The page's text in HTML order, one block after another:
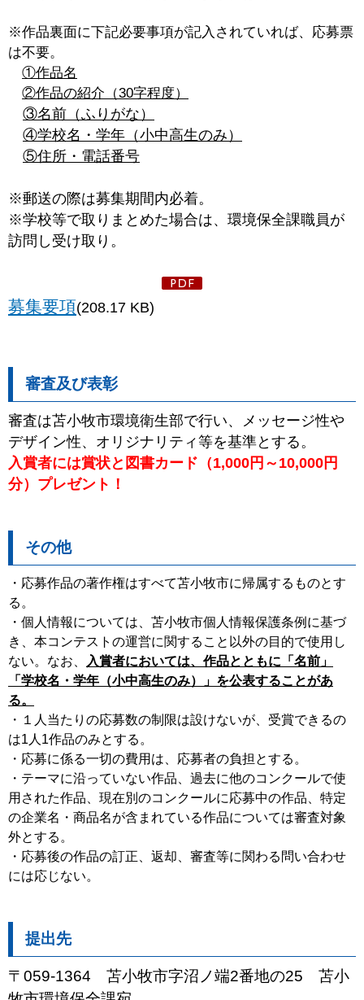
※作品裏面に下記必要事項が記入されていれば、応募票
は不要。
①作品名
②作品の紹介（30字程度）
③名前（ふりがな）
④学校名・学年（小中高生のみ）
⑤住所・電話番号
※郵送の際は募集期間内必着。
※学校等で取りまとめた場合は、環境保全課職員が
訪問し受け取り。
募集要項(208.17 KB)
審査及び表彰
審査は苫小牧市環境衛生部で行い、メッセージ性や
デザイン性、オリジナリティ等を基準とする。
入賞者には賞状と図書カード（1,000円～10,000円
分）プレゼント！
その他
・応募作品の著作権はすべて苫小牧市に帰属するものとす
る。
・個人情報については、苫小牧市個人情報保護条例に基づ
き、本コンテストの運営に関すること以外の目的で使用し
ない。なお、
入賞者においては、作品とともに「名前」
「学校名・学年（小中高生のみ）」を公表することがあ
る。
・１人当たりの応募数の制限は設けないが、受賞できるの
は1人1作品のみとする。
・応募に係る一切の費用は、応募者の負担とする。
・テーマに沿っていない作品、過去に他のコンクールで使
用された作品、現在別のコンクールに応募中の作品、特定
の企業名・商品名が含まれている作品については審査対象
外とする。
・応募後の作品の訂正、返却、審査等に関わる問い合わせ
には応じない。
提出先
〒059-1364 苫小牧市字沼ノ端2番地の25 苫小